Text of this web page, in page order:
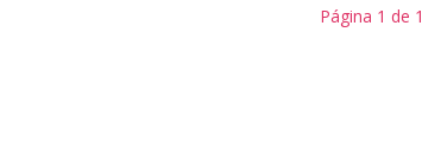
Página 1 de 1